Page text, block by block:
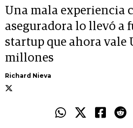
Una mala experiencia
aseguradora lo llevó a
startup que ahora vale
millones
Richard Nieva